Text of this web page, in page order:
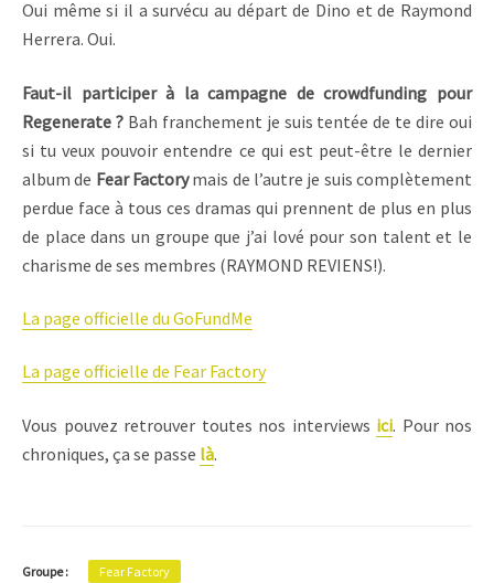
Oui même si il a survécu au départ de Dino et de Raymond
Herrera. Oui.
Faut-il participer à la campagne de crowdfunding pour
Regenerate ?Bah franchement je suis tentée de te dire oui
si tu veux pouvoir entendre ce qui est peut-être le dernier
album de Fear Factorymais de l’autre je suis complètement
perdue face à tous ces dramas qui prennent de plus en plus
de place dans un groupe que j’ai lové pour son talent et le
charisme de ses membres (RAYMOND REVIENS!).
La page officielle du GoFundMe
La page officielle de Fear Factory
Vous pouvez retrouver toutes nos interviews ici. Pour nos
chroniques, ça se passe là.
Groupe : Fear Factory